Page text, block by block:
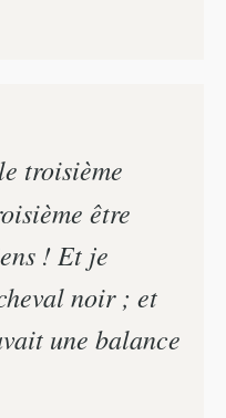
troisième
être
! Et je
noir ; et
une balance